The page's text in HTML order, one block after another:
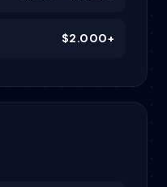
$2.000+